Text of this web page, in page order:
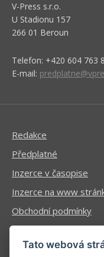
V-Press s.r.o.
U Stadionu 157
266 01 Beroun
Telefon: +420 604 763
E-mail:
Redakce
Předplatné
Inzerce v časopise
Inzerce na www
Obchodní podmínky
Ochrana osobních údajů
Tato webová